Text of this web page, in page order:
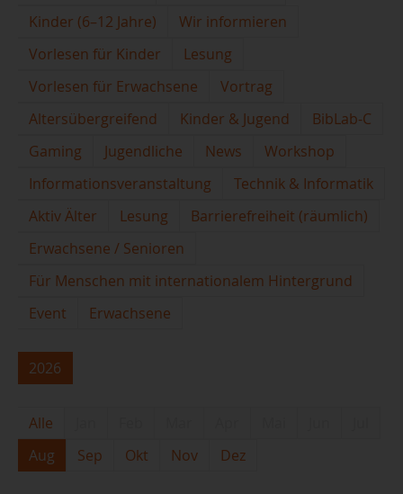
Kinder (6–12 Jahre)
Wir informieren
Vorlesen für Kinder
Lesung
Vorlesen für Erwachsene
Vortrag
Altersübergreifend
Kinder & Jugend
BibLab-C
Gaming
Jugendliche News
Workshop
Informationsveranstaltung
Technik & Informatik
Aktiv Älter
Lesung
Barrierefreiheit (räumlich)
Erwachsene / Senioren
Für Menschen mit internationalem Hintergrund
Event
Erwachsene
2026
Alle
Aug
Sep Okt Nov Dez